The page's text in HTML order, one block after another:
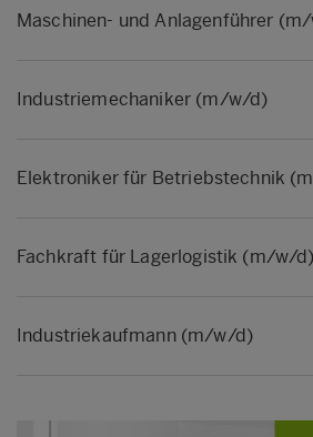
Maschinen- und Anlagenführer
Industriemechaniker (m/w/d)
Elektroniker für Betriebstechnik
Fachkraft für Lagerlogistik (m/w/d)
Industriekaufmann (m/w/d)